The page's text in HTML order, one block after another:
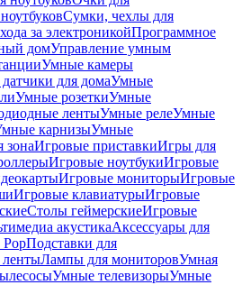
Сумки, чехлы для
за электроникойПрограммное
домУправление умным
Умные камеры
для домаУмные
Умные розеткиУмные
лентыУмные релеУмные
карнизыУмные
зонаИгровые приставкиИгры для
Игровые ноутбукиИгровые
Игровые мониторыИгровые
Игровые клавиатурыИгровые
Столы геймерскиеИгровые
акустикаАксессуары для
Подставки для
Лампы для мониторовУмная
Умные телевизорыУмные